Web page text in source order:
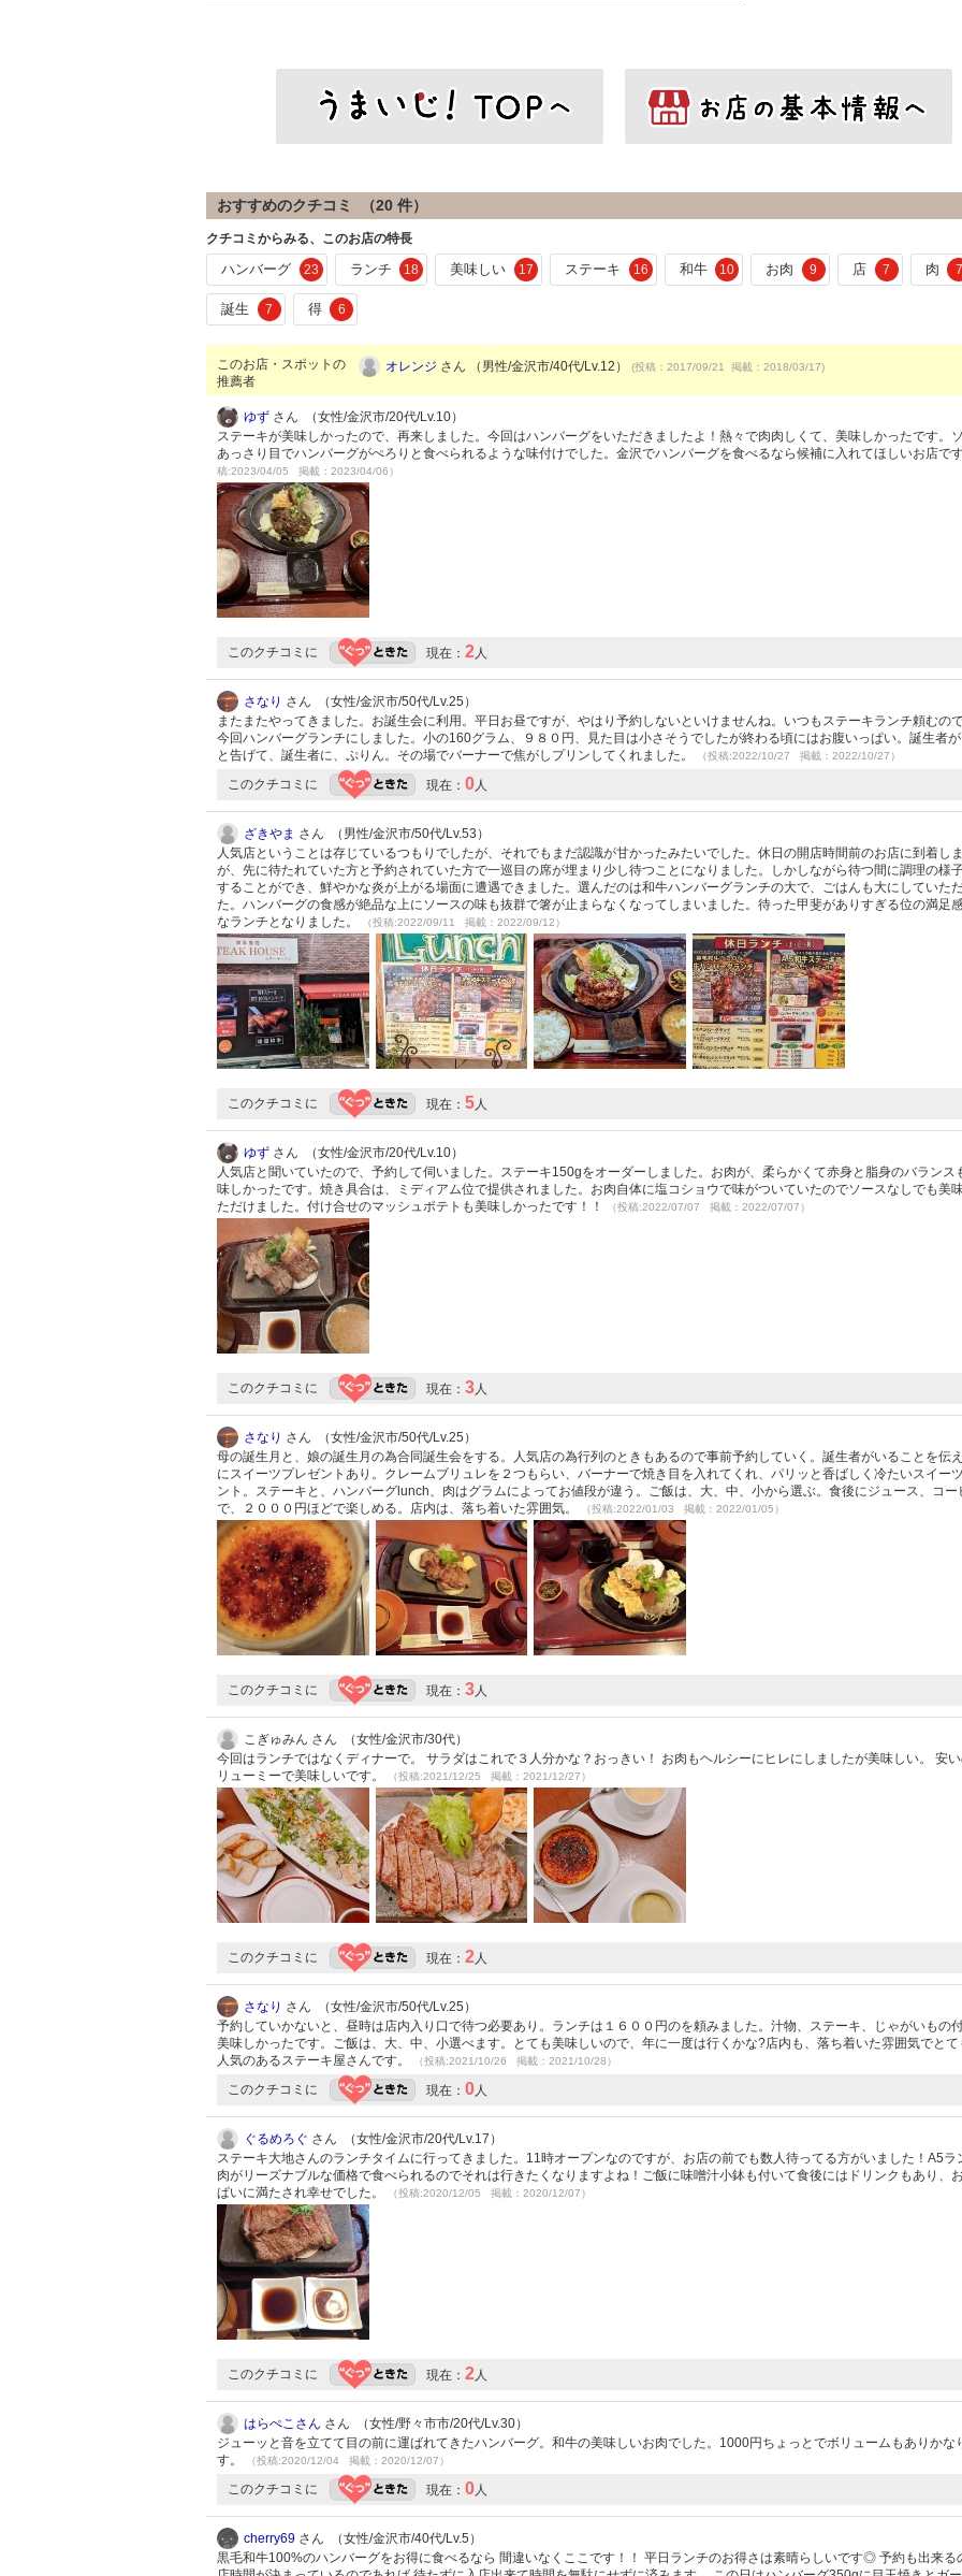
おすすめのクチコミ （20 件）
クチコミからみる、このお店の特長
ハンバーグ 23 ランチ 18 美味しい 17 ステーキ 16 和牛 10 お肉 9 店 7 肉 7
誕生 7 得 6
このお店・スポットの
推薦者
オレンジ さん （男性/金沢市/40代/Lv.12） (投稿：2017/09/21 掲載：2018/03/17)
ゆず さん （女性/金沢市/20代/Lv.10）
ステーキが美味しかったので、再来しました。今回はハンバーグをいただきましたよ！熱々で肉肉しくて、美味しかったです。
あっさり目でハンバーグがぺろりと食べられるような味付けでした。金沢でハンバーグを食べるなら候補に入れてほしいお店で
稿:2023/04/05 掲載：2023/04/06）
このクチコミに 現在： 2人
さなり さん （女性/金沢市/50代/Lv.25）
またまたやってきました。お誕生会に利用。平日お昼ですが、やはり予約しないといけませんね。いつもステーキランチ頼むので
今回ハンバーグランチにしました。小の160グラム、９８０円、見た目は小さそうでしたが終わる頃にはお腹いっぱい。誕生者が
と告げて、誕生者に、ぷりん。その場でバーナーで焦がしプリンしてくれました。
（投稿:2022/10/27 掲載：2022/10/27）
このクチコミに 現在： 0人
ざきやま さん （男性/金沢市/50代/Lv.53）
人気店ということは存じているつもりでしたが、それでもまだ認識が甘かったみたいでした。休日の開店時間前のお店に到着し
が、先に待たれていた方と予約されていた方で一巡目の席が埋まり少し待つことになりました。しかしながら待つ間に調理の様
することができ、鮮やかな炎が上がる場面に遭遇できました。選んだのは和牛ハンバーグランチの大で、ごはんも大にしていた
た。ハンバーグの食感が絶品な上にソースの味も抜群で箸が止まらなくなってしまいました。待った甲斐がありすぎる位の満足
なランチとなりました。
（投稿:2022/09/11 掲載：2022/09/12）
このクチコミに 現在： 5人
ゆず さん （女性/金沢市/20代/Lv.10）
人気店と聞いていたので、予約して伺いました。ステーキ150gをオーダーしました。お肉が、柔らかくて赤身と脂身のバランス
味しかったです。焼き具合は、ミディアム位で提供されました。お肉自体に塩コショウで味がついていたのでソースなしでも美
ただけました。付け合せのマッシュポテトも美味しかったです！！
（投稿:2022/07/07 掲載：2022/07/07）
このクチコミに 現在： 3人
さなり さん （女性/金沢市/50代/Lv.25）
母の誕生月と、娘の誕生月の為合同誕生会をする。人気店の為行列のときもあるので事前予約していく。誕生者がいることを伝
にスイーツプレゼントあり。クレームブリュレを２つもらい、バーナーで焼き目を入れてくれ、パリッと香ばしく冷たいスイー
ント。ステーキと、ハンバーグlunch、肉はグラムによってお値段が違う。ご飯は、大、中、小から選ぶ。食後にジュース、コー
で、２０００円ほどで楽しめる。店内は、落ち着いた雰囲気。
（投稿:2022/01/03 掲載：2022/01/05）
このクチコミに 現在： 3人
こぎゅみん さん （女性/金沢市/30代）
今回はランチではなくディナーで。 サラダはこれで３人分かな？おっきい！ お肉もヘルシーにヒレにしましたが美味しい。 安
リューミーで美味しいです。
（投稿:2021/12/25 掲載：2021/12/27）
このクチコミに 現在： 2人
さなり さん （女性/金沢市/50代/Lv.25）
予約していかないと、昼時は店内入り口で待つ必要あり。ランチは１６００円のを頼みました。汁物、ステーキ、じゃがいもの
美味しかったです。ご飯は、大、中、小選べます。とても美味しいので、年に一度は行くかな?店内も、落ち着いた雰囲気でとて
人気のあるステーキ屋さんです。
（投稿:2021/10/26 掲載：2021/10/28）
このクチコミに 現在： 0人
ぐるめろぐ さん （女性/金沢市/20代/Lv.17）
ステーキ大地さんのランチタイムに行ってきました。11時オープンなのですが、お店の前でも数人待ってる方がいました！A5ラ
肉がリーズナブルな価格で食べられるのでそれは行きたくなりますよね！ご飯に味噌汁小鉢も付いて食後にはドリンクもあり、
ぱいに満たされ幸せでした。
（投稿:2020/12/05 掲載：2020/12/07）
このクチコミに 現在： 2人
はらぺこさん さん （女性/野々市市/20代/Lv.30）
ジューッと音を立てて目の前に運ばれてきたハンバーグ。和牛の美味しいお肉でした。1000円ちょっとでボリュームもありかな
す。
（投稿:2020/12/04 掲載：2020/12/07）
このクチコミに 現在： 0人
cherry69 さん （女性/金沢市/40代/Lv.5）
黒毛和牛100%のハンバーグをお得に食べるなら 間違いなくここです！！ 平日ランチのお得さは素晴らしいです◎ 予約も出来る